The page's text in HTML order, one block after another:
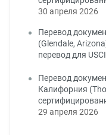
30 апреля 2026
Перевод
(Glendale,
перевод для
Перевод
Калифорния
29 апреля 2026